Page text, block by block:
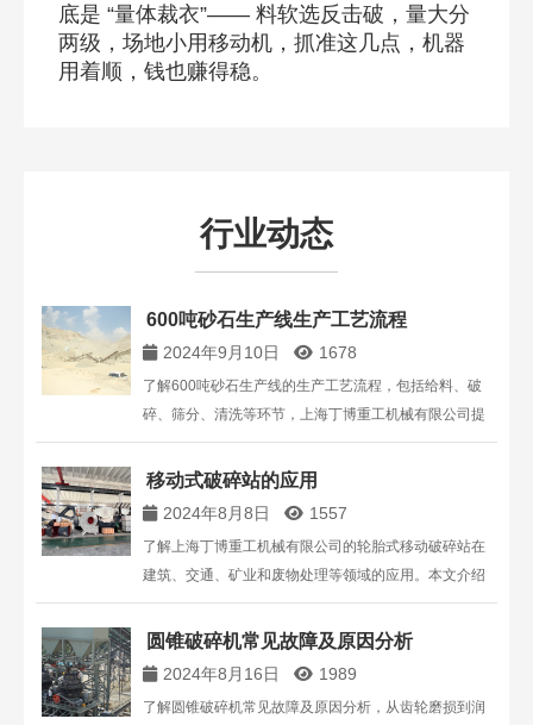
底是 “量体裁衣”—— 料软选反击破，量大分
两级，场地小用移动机，抓准这几点，机器
用着顺，钱也赚得稳。​
行业动态
600吨砂石生产线生产工艺流程
2024年9月10日 1678
了解600吨砂石生产线的生产工艺流程，包括给料、破
碎、筛分、清洗等环节，上海丁博重工机械有限公司提
供专业的破碎设备解决方案。
移动式破碎站的应用
2024年8月8日 1557
了解上海丁博重工机械有限公司的轮胎式移动破碎站在
建筑、交通、矿业和废物处理等领域的应用。本文介绍
了其在全球的应用实例、优势及具体配置，为您提供高
效破碎解决方案。联系电话：13816711123。
圆锥破碎机常见故障及原因分析
2024年8月16日 1989
了解圆锥破碎机常见故障及原因分析，从齿轮磨损到润